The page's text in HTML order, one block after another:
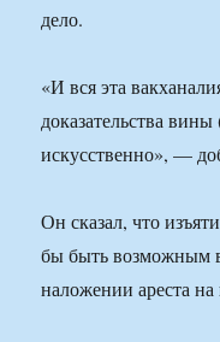
дело.
«И вся эта
доказательства
искусственно», —
Он сказал, что
бы быть возможным
наложении ареста